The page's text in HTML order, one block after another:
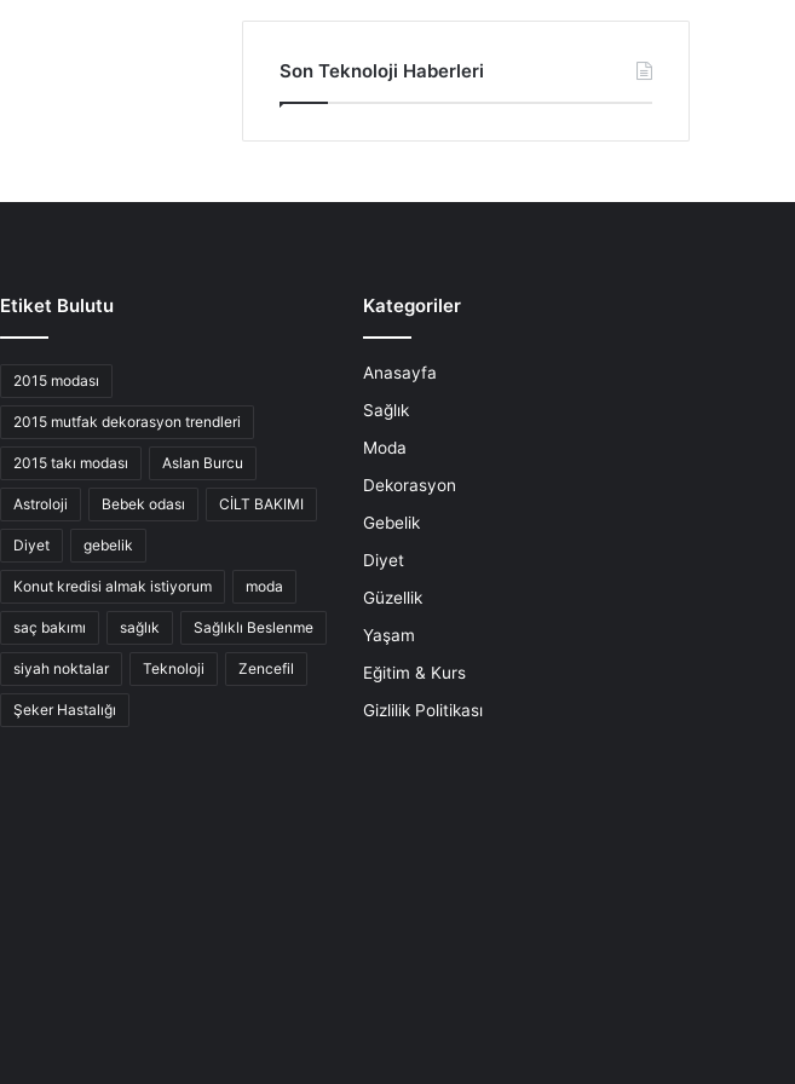
Son Teknoloji Haberleri
Etiket Bulutu
2015 modası
2015 mutfak dekorasyon trendleri
2015 takı modası Aslan Burcu
Astroloji Bebek odası CİLT BAKIMI
Diyet gebelik
Konut kredisi almak istiyorum moda
saç bakımı sağlık Sağlıklı Beslenme
siyah noktalar Teknoloji Zencefil
Şeker Hastalığı
Kategoriler
Anasayfa
Sağlık
Moda
Dekorasyon
Gebelik
Diyet
Güzellik
Yaşam
Eğitim & Kurs
Gizlilik Politikası